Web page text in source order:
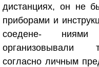
дистанциях, он не
приборами и
соедене-
организовывали
согласно личным